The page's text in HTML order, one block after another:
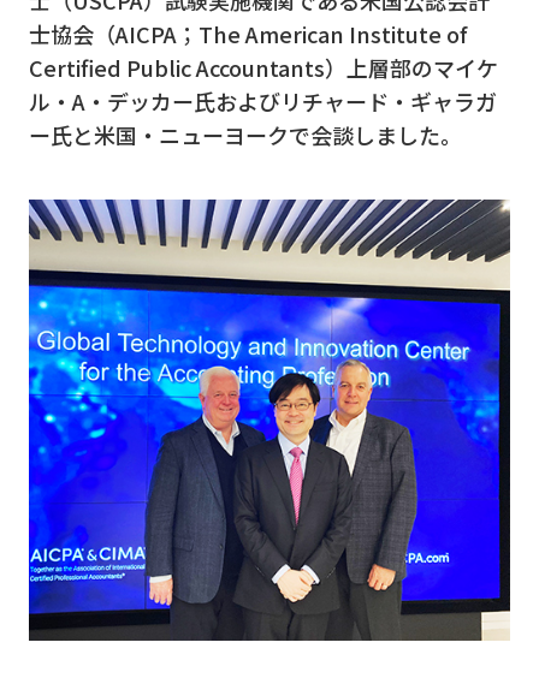
士協会（AICPA；The American Institute of
Certified Public Accountants）上層部のマイケ
ル・A・デッカー氏およびリチャード・ギャラガ
ー氏と米国・ニューヨークで会談しました。